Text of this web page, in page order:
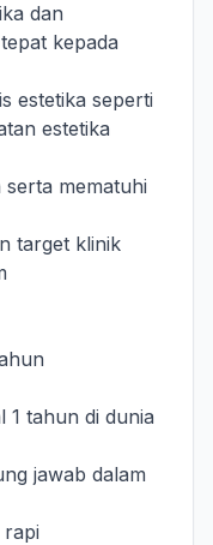
dan
kepada
estetika seperti
estetika
serta mematuhi
target klinik
1 tahun di dunia
jawab dalam
rapi